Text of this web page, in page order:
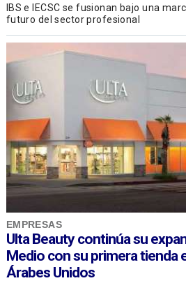
IBS e IECSC se fusionan bajo una
futuro del sector profesional
EMPRESAS
Ulta Beauty continúa su
Medio con su primera tienda
Árabes Unidos